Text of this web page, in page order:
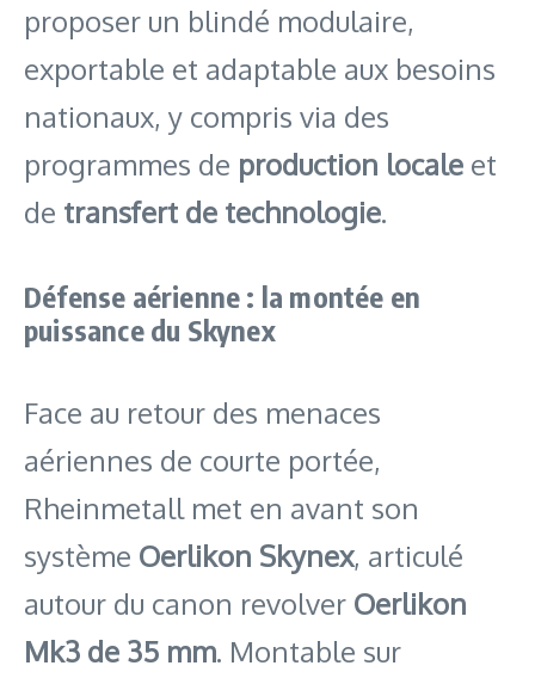
proposer un blindé modulaire,
exportable et adaptable aux besoins
nationaux, y compris via des
programmes de production locale et
de transfert de technologie.
Défense aérienne : la montée en
puissance du Skynex
Face au retour des menaces
aériennes de courte portée,
Rheinmetall met en avant son
système Oerlikon Skynex, articulé
autour du canon revolver Oerlikon
Mk3 de 35 mm. Montable sur